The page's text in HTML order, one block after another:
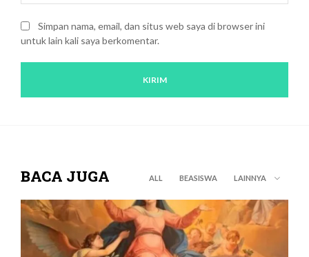
Simpan nama, email, dan situs web saya di browser ini
untuk lain kali saya berkomentar.
BACA JUGA ALL BEASISWA LAINNYA